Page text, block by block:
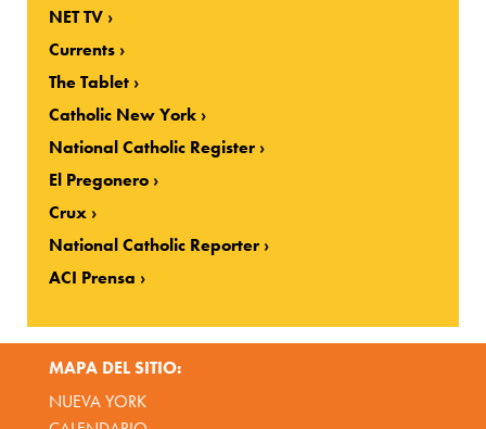
NET TV
Currents
The Tablet
Catholic New York
National Catholic Register
El Pregonero
Crux
National Catholic Reporter
ACI Prensa
MAPA DEL SITIO:
NUEVA YORK